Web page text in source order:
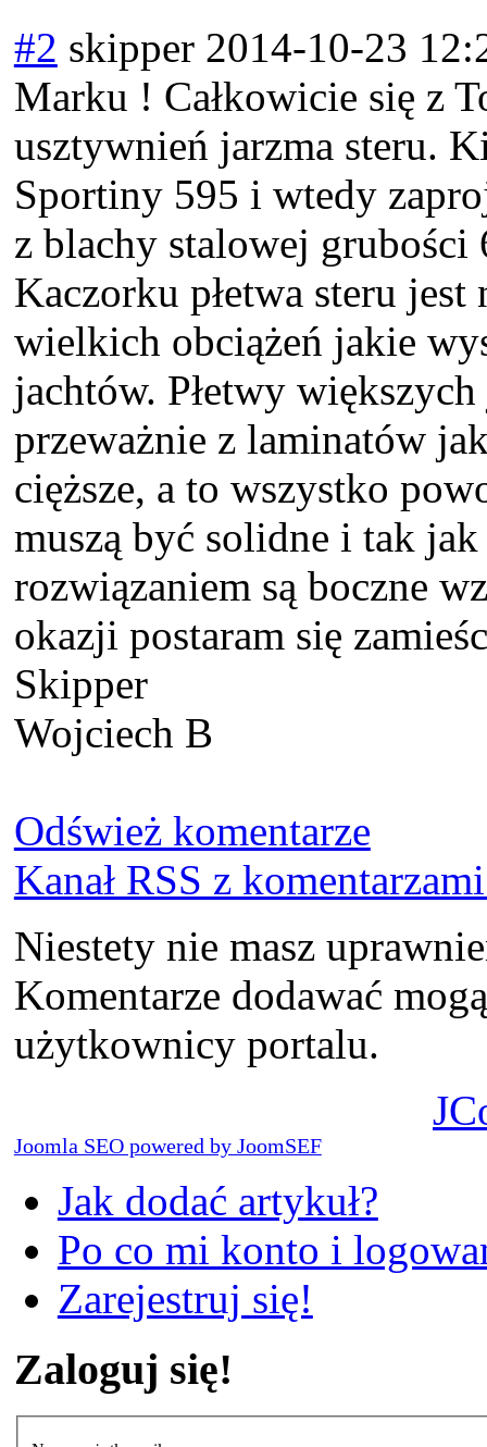
#2 skipper 2014-10-23
Marku ! Całkowicie się z
usztywnień jarzma steru.
Sportiny 595 i wtedy
z blachy stalowej
Kaczorku płetwa steru jest
wielkich obciążeń jakie
jachtów. Płetwy
przeważnie z laminatów
cięższe, a to wszystko
muszą być solidne i tak
rozwiązaniem są boczne
okazji postaram się
Skipper
Wojciech B
Odśwież komentarze
Kanał RSS z
Niestety nie masz
Komentarze dodawać
użytkownicy portalu.
Joomla SEO powered by JoomSEF
Jak dodać artykuł?
Po co mi konto i
Zarejestruj się!
Zaloguj się!